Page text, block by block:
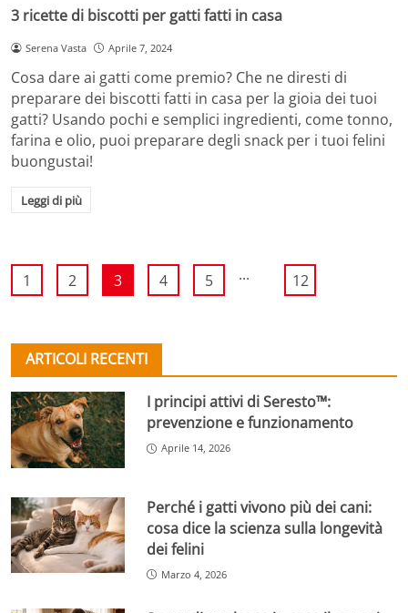
3 ricette di biscotti per gatti fatti in casa
Serena Vasta Aprile 7, 2024
Cosa dare ai gatti come premio? Che ne diresti di
preparare dei biscotti fatti in casa per la gioia dei tuoi
gatti? Usando pochi e semplici ingredienti, come tonno,
farina e olio, puoi preparare degli snack per i tuoi felini
buongustai!
Leggi di più
1 2 3 4 5 ... 12
ARTICOLI RECENTI
I principi attivi di Seresto™:
prevenzione e funzionamento
Aprile 14, 2026
Perché i gatti vivono più dei cani:
cosa dice la scienza sulla longevità
dei felini
Marzo 4, 2026